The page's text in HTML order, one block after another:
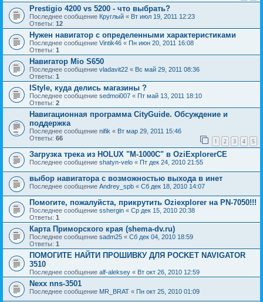
Prestigio 4200 vs 5200 - что выбрать?
Последнее сообщение Круглый « Вт июл 19, 2011 12:23
Ответы: 12
Нужен навигатор с определенными характеристиками
Последнее сообщение Vintik46 « Пн июн 20, 2011 16:08
Ответы: 1
Навигатор Mio S650
Последнее сообщение vladavit22 « Вс май 29, 2011 08:36
Ответы: 1
IStyle, куда делись магазины ?
Последнее сообщение sedmoi007 « Пт май 13, 2011 18:10
Ответы: 2
Навигационная программа CityGuide. Обсуждение и
поддержка
Последнее сообщение nifik « Вт мар 29, 2011 15:46
Ответы: 66 1 2 3 4 5
Загрузка трека из HOLUX "M-1000C" в OziExplorerCE
Последнее сообщение shatyn-velo « Пт дек 24, 2010 21:55
выбор навигатора с возможностью выхода в инет
Последнее сообщение Andrey_spb « Сб дек 18, 2010 14:07
Помогите, пожалуйста, прикрутить Oziexplorer на PN-7050!!!
Последнее сообщение sshergin « Ср дек 15, 2010 20:38
Ответы: 1
Карта Приморского края (shema-dv.ru)
Последнее сообщение sadm25 « Сб дек 04, 2010 18:59
Ответы: 1
ПОМОГИТЕ НАЙТИ ПРОШИВКУ ДЛЯ POCKET NAVIGATOR
3510
Последнее сообщение alf-aleksey « Вт окт 26, 2010 12:59
Nexx nns-3501
Последнее сообщение MR_BRAT « Пн окт 25, 2010 01:09